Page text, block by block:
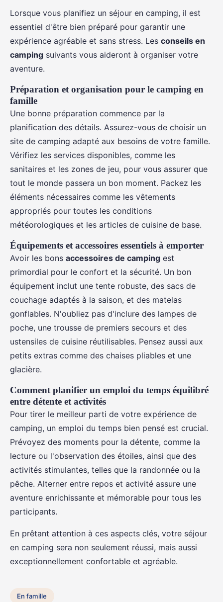
Lorsque vous planifiez un séjour en camping, il est
essentiel d'être bien préparé pour garantir une
expérience agréable et sans stress. Les conseils en
camping suivants vous aideront à organiser votre
aventure.
Préparation et organisation pour le camping en
famille
Une bonne préparation commence par la
planification des détails. Assurez-vous de choisir un
site de camping adapté aux besoins de votre famille.
Vérifiez les services disponibles, comme les
sanitaires et les zones de jeu, pour vous assurer que
tout le monde passera un bon moment. Packez les
éléments nécessaires comme les vêtements
appropriés pour toutes les conditions
météorologiques et les articles de cuisine de base.
Équipements et accessoires essentiels à emporter
Avoir les bons accessoires de camping est
primordial pour le confort et la sécurité. Un bon
équipement inclut une tente robuste, des sacs de
couchage adaptés à la saison, et des matelas
gonflables. N'oubliez pas d'inclure des lampes de
poche, une trousse de premiers secours et des
ustensiles de cuisine réutilisables. Pensez aussi aux
petits extras comme des chaises pliables et une
glacière.
Comment planifier un emploi du temps équilibré
entre détente et activités
Pour tirer le meilleur parti de votre expérience de
camping, un emploi du temps bien pensé est crucial.
Prévoyez des moments pour la détente, comme la
lecture ou l'observation des étoiles, ainsi que des
activités stimulantes, telles que la randonnée ou la
pêche. Alterner entre repos et activité assure une
aventure enrichissante et mémorable pour tous les
participants.
En prêtant attention à ces aspects clés, votre séjour
en camping sera non seulement réussi, mais aussi
exceptionnellement confortable et agréable.
En famille